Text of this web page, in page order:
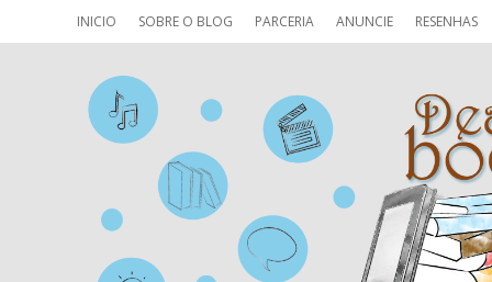
INICIO SOBRE O BLOG PARCERIA ANUNCIE RESENHAS